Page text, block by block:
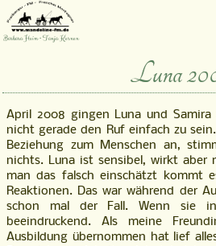
Barbara Heim • Tanja Kernen
Luna
April 2008 gingen Luna und
nicht gerade den Ruf einfach zu
Beziehung zum Menschen an,
nichts. Luna ist sensibel, wirkt aber
man das falsch einschätzt kommt
Reaktionen. Das war während der
schon mal der Fall. Wenn sie
beeindruckend. Als meine
Ausbildung übernommen hat lief